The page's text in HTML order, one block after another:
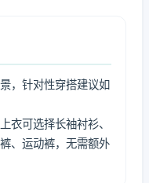
，针对性穿搭建议如
衣可选择长袖衬衫、
、运动裤，无需额外